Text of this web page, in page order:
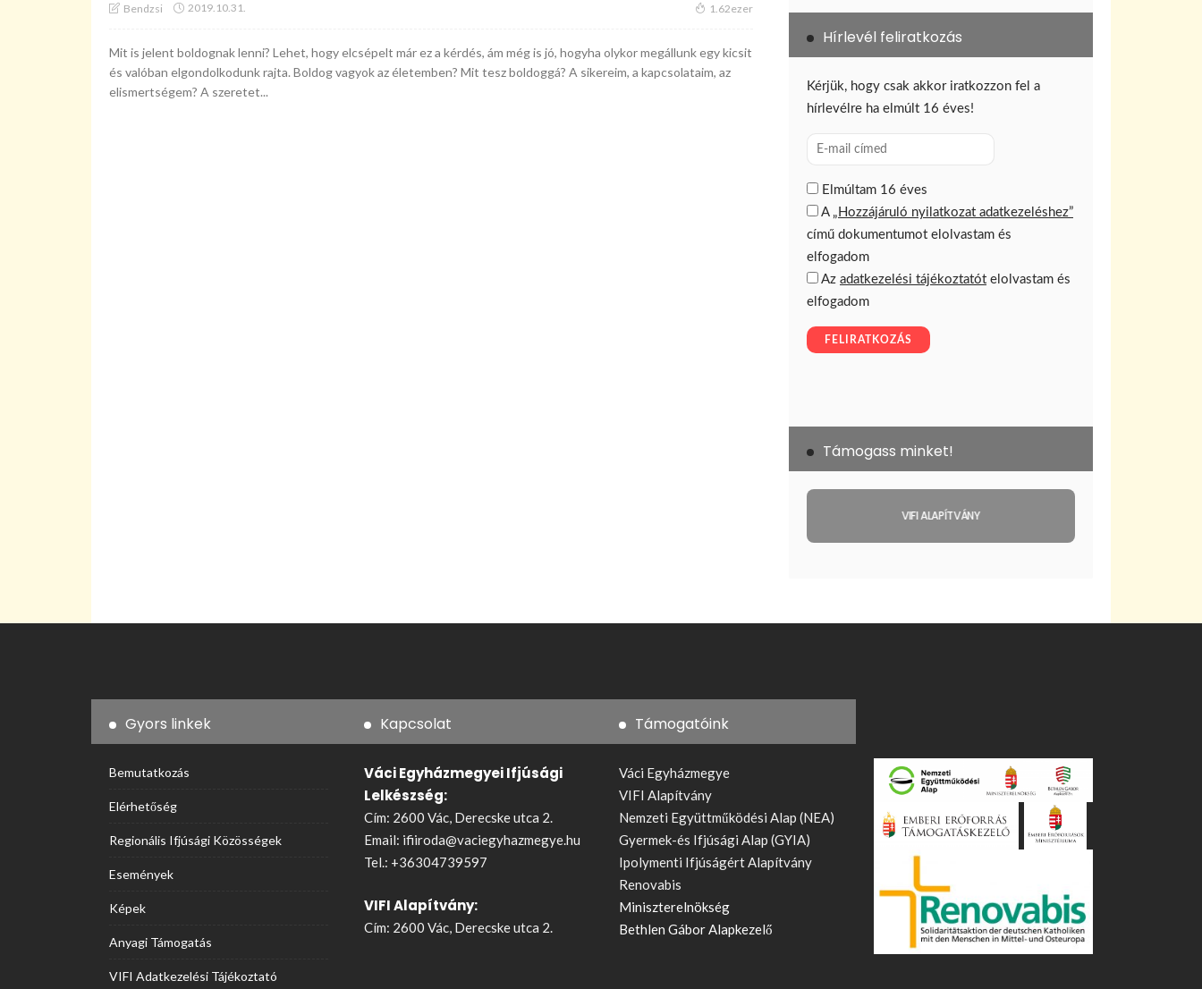
Bendzsi 2019.10.31. 1.62ezer
Mit is jelent boldognak lenni? Lehet, hogy elcsépelt már ez a kérdés, ám még is jó, hogyha olykor megállunk egy kicsit
és valóban elgondolkodunk rajta. Boldog vagyok az életemben? Mit tesz boldoggá? A sikereim, a kapcsolataim, az
elismertségem? A szeretet...
Hírlevél feliratkozás
Támogass minket!
VIFI ALAPÍTVÁNY
Gyors linkek
Bemutatkozás
Elérhetőség
Regionális Ifjúsági Közösségek
Események
Képek
Anyagi Támogatás
VIFI Adatkezelési Tájékoztató
Kapcsolat
Váci Egyházmegyei Ifjúsági
Lelkészség:
Cím: 2600 Vác, Derecske utca 2.
Email: ifiiroda@vaciegyhazmegye.hu
Tel.: +36304739597
VIFI Alapítvány:
Cím: 2600 Vác, Derecske utca 2.
Támogatóink
Váci Egyházmegye
VIFI Alapítvány
Nemzeti Együttműködési Alap (NEA)
Gyermek-és Ifjúsági Alap (GYIA)
Ipolymenti Ifjúságért Alapítvány
Renovabis
Miniszterelnökség
Bethlen Gábor Alapkezelő